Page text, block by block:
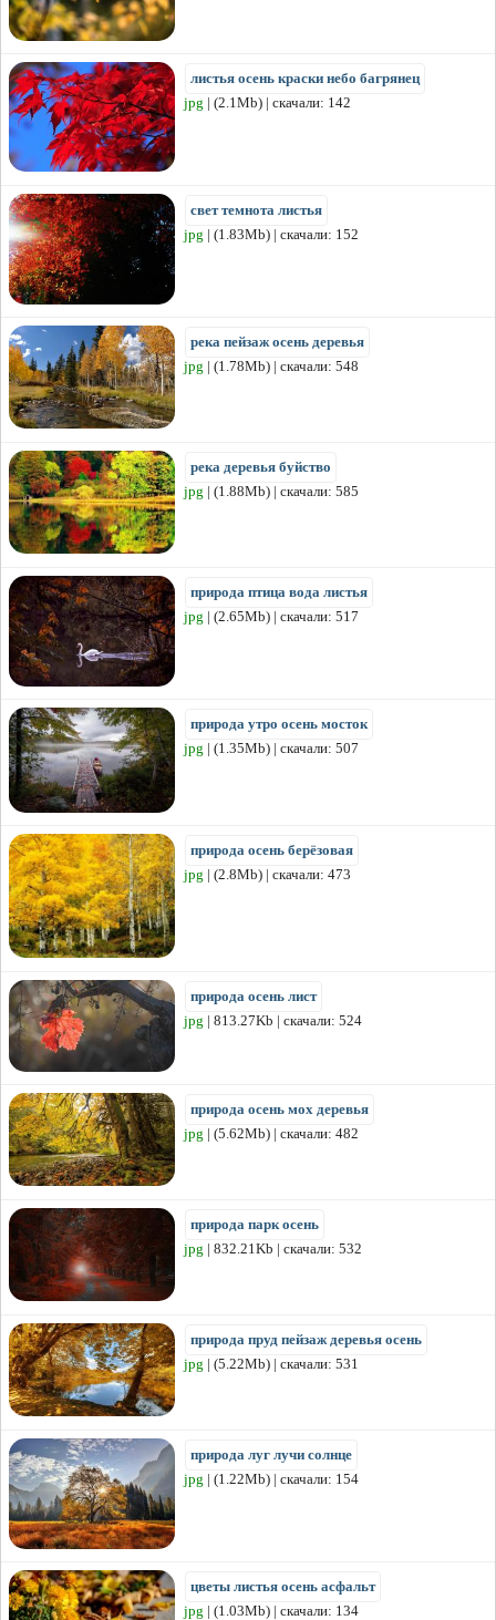
листья осень краски небо багрянец
jpg | (2.1Mb) | скачали: 142
свет темнота листья
jpg | (1.83Mb) | скачали: 152
река пейзаж осень деревья
jpg | (1.78Mb) | скачали: 548
река деревья буйство
jpg | (1.88Mb) | скачали: 585
природа птица вода листья
jpg | (2.65Mb) | скачали: 517
природа утро осень мосток
jpg | (1.35Mb) | скачали: 507
природа осень берёзовая
jpg | (2.8Mb) | скачали: 473
природа осень лист
jpg | 813.27Kb | скачали: 524
природа осень мох деревья
jpg | (5.62Mb) | скачали: 482
природа парк осень
jpg | 832.21Kb | скачали: 532
природа пруд пейзаж деревья осень
jpg | (5.22Mb) | скачали: 531
природа луг лучи солнце
jpg | (1.22Mb) | скачали: 154
цветы листья осень асфальт
jpg | (1.03Mb) | скачали: 134